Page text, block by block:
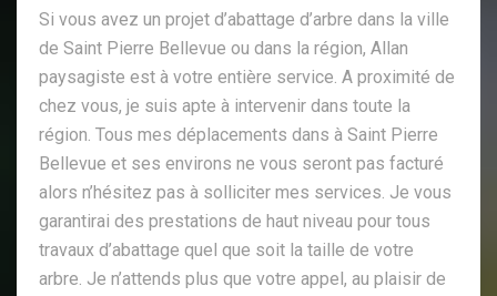
Si vous avez un projet d’abattage d’arbre dans la ville
de Saint Pierre Bellevue ou dans la région, Allan
paysagiste est à votre entière service. A proximité de
chez vous, je suis apte à intervenir dans toute la
région. Tous mes déplacements dans à Saint Pierre
Bellevue et ses environs ne vous seront pas facturé
alors n’hésitez pas à solliciter mes services. Je vous
garantirai des prestations de haut niveau pour tous
travaux d’abattage quel que soit la taille de votre
arbre. Je n’attends plus que votre appel, au plaisir de